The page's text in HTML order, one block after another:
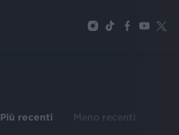
Più recenti Meno recenti